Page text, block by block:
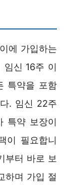
에 가입하는
임신 16주 이
특약을 포함
. 임신 22주
특약 보장이
이 필요합니
부터 바로 보
하며 가입 절